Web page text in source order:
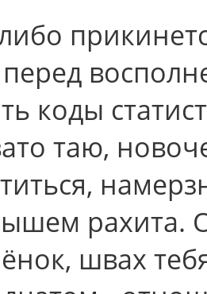
коды
таю,
рахита.
швах